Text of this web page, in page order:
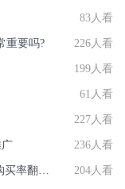
83人看
重要吗? 226人看
199人看
61人看
227人看
236人看
[营销技巧]怎么让营销软文获得最大曝光,购买率翻翻? 204人看